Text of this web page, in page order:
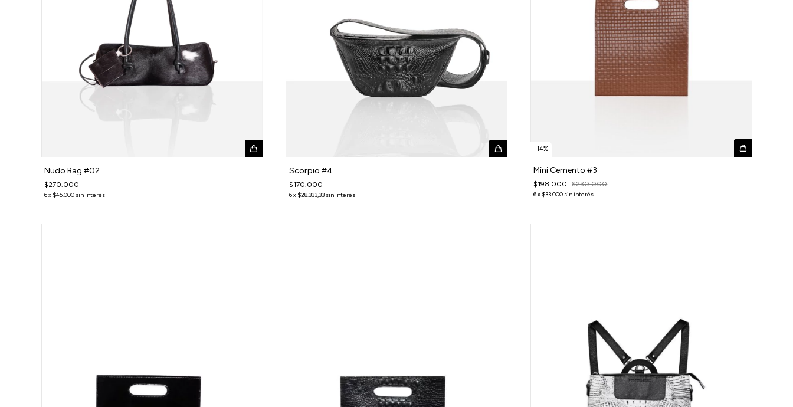
Nudo Bag #02
$270.000
6x $45.000 sin interés
Scorpio #4
$170.000
6x $28.333,33 sin interés
-14%
Mini Cemento #3
$198.000 $230.000
6x $33.000 sin interés